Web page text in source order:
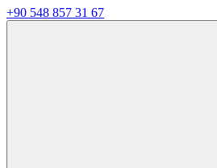
+90 548 857 31 67